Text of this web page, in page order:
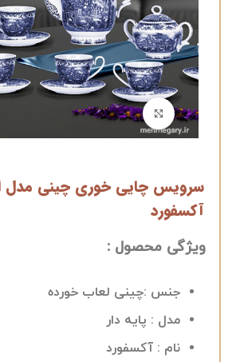
برای بزرگنمایی کلیک کنید
سرویس چایی خوری چینی مدل
آکسفورد
ویژگی محصول :
جنس :چینی لعاب خورده
مدل : پایه دار
نام : آکسفورد